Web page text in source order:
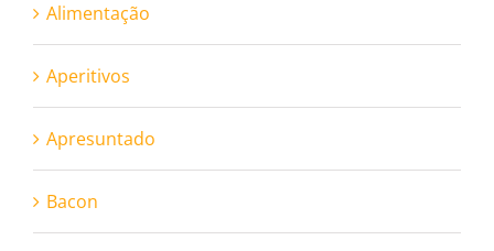
Alimentação
Aperitivos
Apresuntado
Bacon